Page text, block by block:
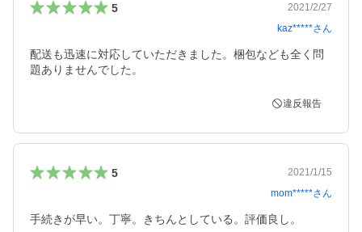
5
2021/2/27
kaz*****さん
配送も迅速に対応していただきました。梱包なども全く問
題ありませんでした。
違反報告
5
2021/1/15
mom*****さん
手続きが早い。丁寧。きちんとしている。評価良し。